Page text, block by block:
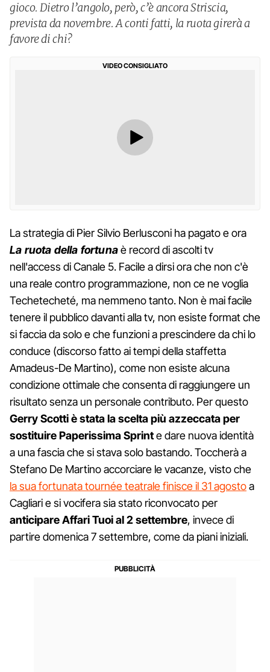
gioco. Dietro l’angolo, però, c’è ancora Striscia,
prevista da novembre. A conti fatti, la ruota girerà a
favore di chi?
VIDEO CONSIGLIATO
La strategia di Pier Silvio Berlusconi ha pagato e ora
La ruota della fortunaè record di ascolti tv
nell'access di Canale 5. Facile a dirsi ora che non c'è
una reale contro programmazione, non ce ne voglia
Techetecheté, ma nemmeno tanto. Non è mai facile
tenere il pubblico davanti alla tv, non esiste format che
si faccia da solo e che funzioni a prescindere da chi lo
conduce (discorso fatto ai tempi della staffetta
Amadeus-De Martino), come non esiste alcuna
condizione ottimale che consenta di raggiungere un
risultato senza un personale contributo. Per questo
Gerry Scotti è stata la scelta più azzeccata per
sostituire Paperissima Sprinte dare nuova identità
a una fascia che si stava solo bastando. Toccherà a
Stefano De Martino accorciare le vacanze, visto che
la sua fortunata tournée teatrale finisce il 31 agostoa
Cagliari e si vocifera sia stato riconvocato per
anticipare Affari Tuoi al 2 settembre, invece di
partire domenica 7 settembre, come da piani iniziali.